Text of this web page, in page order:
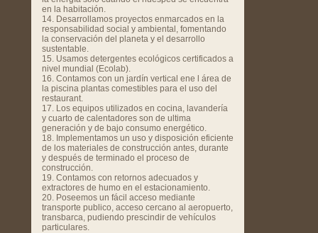
en la habitación.
14. Desarrollamos proyectos enmarcados en la
responsabilidad social y ambiental, fomentando
la conservación del planeta y el desarrollo
sustentable.
15. Usamos detergentes ecológicos certificados a
nivel mundial (Ecolab).
16. Contamos con un jardín vertical ene l área de
la piscina plantas comestibles para el uso del
restaurant.
17. Los equipos utilizados en cocina, lavandería
y cuarto de calentadores son de ultima
generación y de bajo consumo energético.
18. Implementamos un uso y disposición eficiente
de los materiales de construcción antes, durante
y después de terminado el proceso de
construcción.
19. Contamos con retornos adecuados y
extractores de humo en el estacionamiento.
20. Poseemos un fácil acceso mediante
transporte publico, acceso cercano al aeropuerto,
transbarca, pudiendo prescindir de vehículos
particulares.